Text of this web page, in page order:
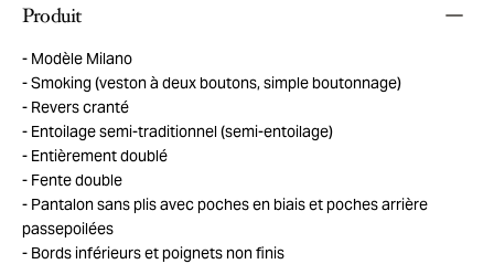
Produit
Modèle Milano
Smoking (veston à deux boutons, simple boutonnage)
Revers cranté
Entoilage semi-traditionnel (semi-entoilage)
Entièrement doublé
Fente double
Pantalon sans plis avec poches en biais et poches arrière
passepoilées
Bords inférieurs et poignets non finis